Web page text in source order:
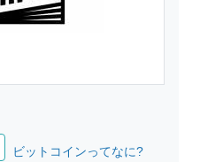
ビットコインってなに?